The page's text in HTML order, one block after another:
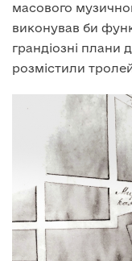
масового
виконував би
грандіозні плани
розмістили